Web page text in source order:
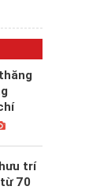
trí
70